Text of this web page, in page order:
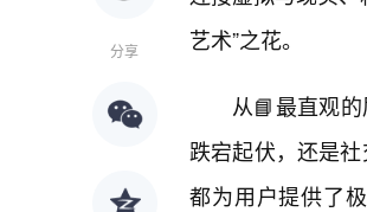
分享
艺术”之花。
从📘最直观
跌宕起伏，还是
都为用户提供了